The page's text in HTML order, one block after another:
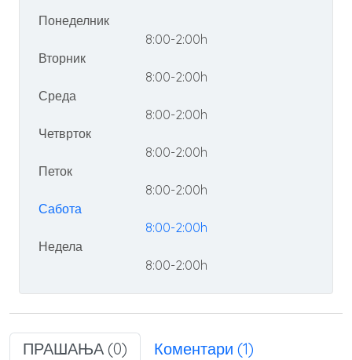
Понеделник
8:00-2:00h
Вторник
8:00-2:00h
Среда
8:00-2:00h
Четврток
8:00-2:00h
Петок
8:00-2:00h
Сабота
8:00-2:00h
Недела
8:00-2:00h
ПРАШАЊА (0) Коментари (1)